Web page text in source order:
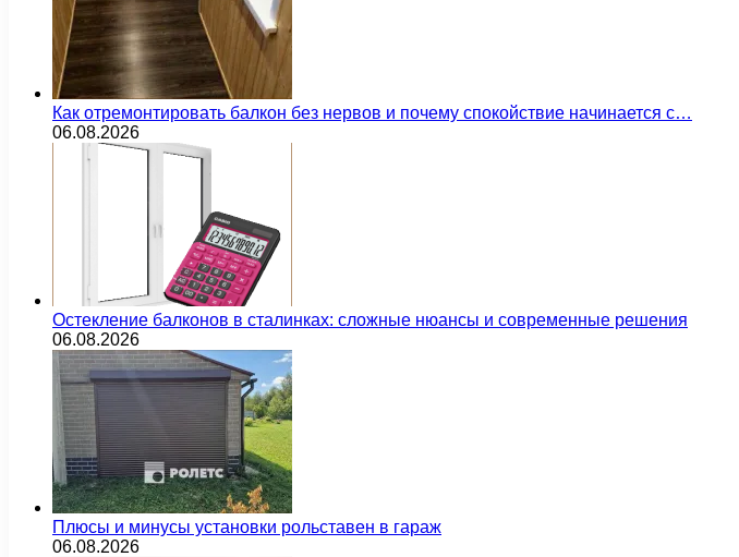
Как отремонтировать балкон без нервов и почему спокойствие начинается с…
06.08.2026
Остекление балконов в сталинках: сложные нюансы и современные решения
06.08.2026
Плюсы и минусы установки рольставен в гараж
06.08.2026